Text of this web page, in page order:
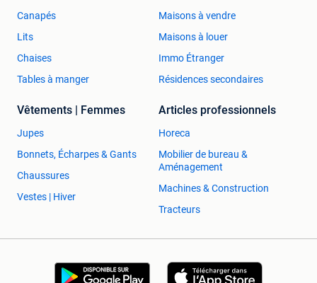
Canapés
Lits
Chaises
Tables à manger
Maisons à vendre
Maisons à louer
Immo Étranger
Résidences secondaires
Vêtements | Femmes
Jupes
Bonnets, Écharpes & Gants
Chaussures
Vestes | Hiver
Articles professionnels
Horeca
Mobilier de bureau &
Aménagement
Machines & Construction
Tracteurs